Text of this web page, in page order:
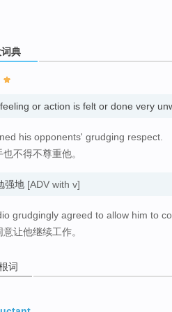
典
feeling or action is felt or done very
his opponents' grudging respect.
不得不尊重他。
强地 [ADV with v]
grudgingly agreed to allow him to
让他继续工作。
词